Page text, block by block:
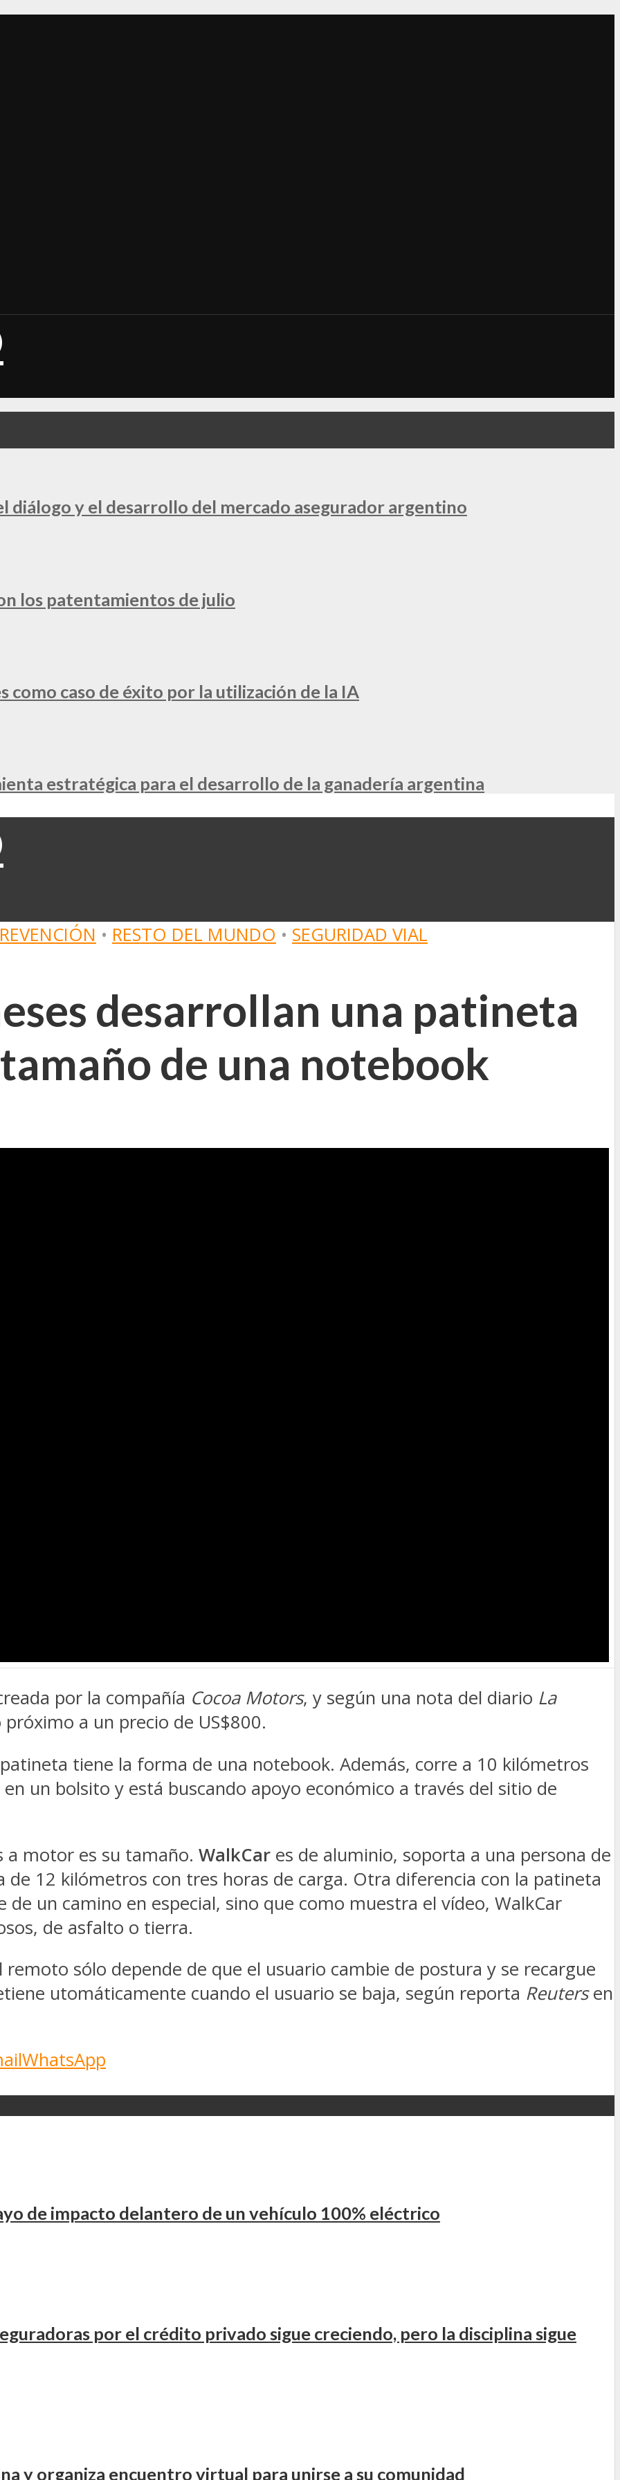
diálogo y el desarrollo del mercado asegurador argentino
los patentamientos de julio
como caso de éxito por la utilización de la IA
estratégica para el desarrollo de la ganadería argentina
• RESTO DEL MUNDO • SEGURIDAD VIAL
desarrollan una patineta
de una notebook
por la compañía Cocoa Motors, y según una nota del diario La
a un precio de US$800.
tiene la forma de una notebook. Además, corre a 10 kilómetros
un bolsito y está buscando apoyo económico a través del sitio de
a motor es su tamaño. WalkCar es de aluminio, soporta a una persona de
12 kilómetros con tres horas de carga. Otra diferencia con la patineta
de un camino en especial, sino que como muestra el vídeo, WalkCar
de asfalto o tierra.
sólo depende de que el usuario cambie de postura y se recargue
utomáticamente cuando el usuario se baja, según reporta Reutersen
WhatsApp
de impacto delantero de un vehículo 100% eléctrico
por el crédito privado sigue creciendo, pero la disciplina sigue
y organiza encuentro virtual para unirse a su comunidad